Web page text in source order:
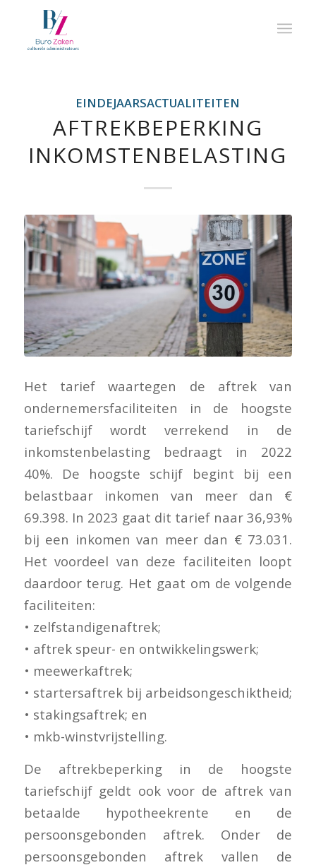
EINDEJAARSACTUALITEITEN
AFTREKBEPERKING
INKOMSTENBELASTING
Het tarief waartegen de aftrek van
ondernemersfaciliteiten in de hoogste
tariefschijf wordt verrekend in de
inkomstenbelasting bedraagt in 2022
40%. De hoogste schijf begint bij een
belastbaar inkomen van meer dan €
69.398. In 2023 gaat dit tarief naar 36,93%
bij een inkomen van meer dan € 73.031.
Het voordeel van deze faciliteiten loopt
daardoor terug. Het gaat om de volgende
faciliteiten:
• zelfstandigenaftrek;
• aftrek speur- en ontwikkelingswerk;
• meewerkaftrek;
• startersaftrek bij arbeidsongeschiktheid;
• stakingsaftrek; en
• mkb-winstvrijstelling.
De aftrekbeperking in de hoogste
tariefschijf geldt ook voor de aftrek van
betaalde hypotheekrente en de
persoonsgebonden aftrek. Onder de
persoonsgebonden aftrek vallen de